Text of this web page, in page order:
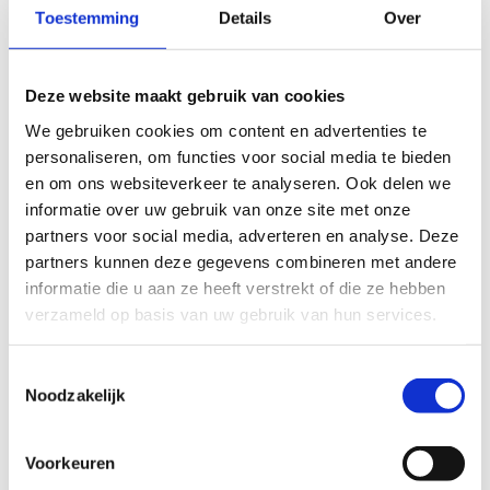
Toestemming Details Over
Deze website maakt gebruik van cookies
We gebruiken cookies om content en advertenties te
personaliseren, om functies voor social media te bieden
en om ons websiteverkeer te analyseren. Ook delen we
informatie over uw gebruik van onze site met onze
partners voor social media, adverteren en analyse. Deze
partners kunnen deze gegevens combineren met andere
informatie die u aan ze heeft verstrekt of die ze hebben
verzameld op basis van uw gebruik van hun services.
Noodzakelijk
Voorkeuren
Camperplaatsen
overnachten met je camper, mobilhome,
campervan, ...?
Geen activiteiten op de kalender.
Filmen of fotograferen op